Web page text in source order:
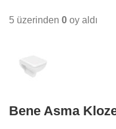
5 üzerinden 0 oy aldı
Bene Asma